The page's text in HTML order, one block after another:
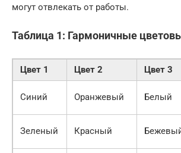
могут отвлекать от работы.
Таблица 1: Гармоничные
Цвет 1 Цвет 2 Цвет 3
Синий Оранжевый Белый
Зеленый Красный